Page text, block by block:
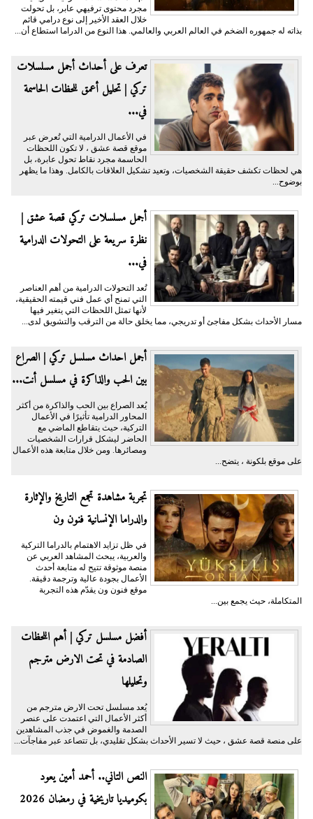
مجرد محتوى ترفيهي عابر، بل تحولت
خلال العقد الأخير إلى نوع درامي قائم
بذاته له جمهوره الضخم في العالم العربي والعالمي. هذا النوع من الدراما استطاع أن...
تعرف على أحداث أجمل مسلسلات
تركي | تحليل أعمق للحظات الحاسمة
في...
في الأعمال الدرامية التي تُعرض عبر
موقع قصة عشق ، لا تكون اللحظات
الحاسمة مجرد نقاط تحول عابرة، بل
هي لحظات تكشف حقيقة الشخصيات، وتعيد تشكيل العلاقات بالكامل. وهذا ما يظهر
بوضوح...
أجمل مسلسلات تركي قصة عشق |
نظرة سريعة على التحولات الدرامية
في...
تُعد التحولات الدرامية من أهم العناصر
التي تمنح أي عمل فني قيمته الحقيقية،
لأنها تمثل اللحظات التي يتغير فيها
مسار الأحداث بشكل مفاجئ أو تدريجي، مما يخلق حالة من الترقب والتشويق لدى...
أجمل احداث مسلسل تركي | الصراع
بين الحب والذاكرة في مسلسل أنت...
يُعد الصراع بين الحب والذاكرة من أكثر
المحاور الدرامية تأثيرًا في الأعمال
التركية، حيث يتقاطع الماضي مع
الحاضر ليشكل قرارات الشخصيات
ومصائرها. ومن خلال متابعة هذه الأعمال
على موقع بلكونة ، يتضح...
تجربة مشاهدة تجمع التاريخ والإثارة
والدراما الإنسانية فنون ون
في ظل تزايد الاهتمام بالدراما التركية
والعربية، يبحث المشاهد العربي عن
منصة موثوقة تتيح له متابعة أحدث
الأعمال بجودة عالية وترجمة دقيقة.
موقع فنون ون يقدّم هذه التجربة
المتكاملة، حيث يجمع بين...
أفضل مسلسل تركي | أهم اللحظات
الصادمة في تحت الارض مترجم
وتحليلها
يُعد مسلسل تحت الارض مترجم من
أكثر الأعمال التي اعتمدت على عنصر
الصدمة والغموض في جذب المشاهدين
على منصة قصة عشق ، حيث لا تسير الأحداث بشكل تقليدي، بل تتصاعد عبر مفاجآت...
النص التاني.. أحمد أمين يعود
بكوميديا تاريخية في رمضان 2026